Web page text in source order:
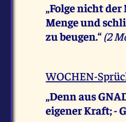
„Folge nicht
Menge und
zu beugen.“(2
WOCHEN-
„Denn aus
eigener Kraft; -